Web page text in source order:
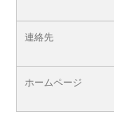
連絡先
ホームページ